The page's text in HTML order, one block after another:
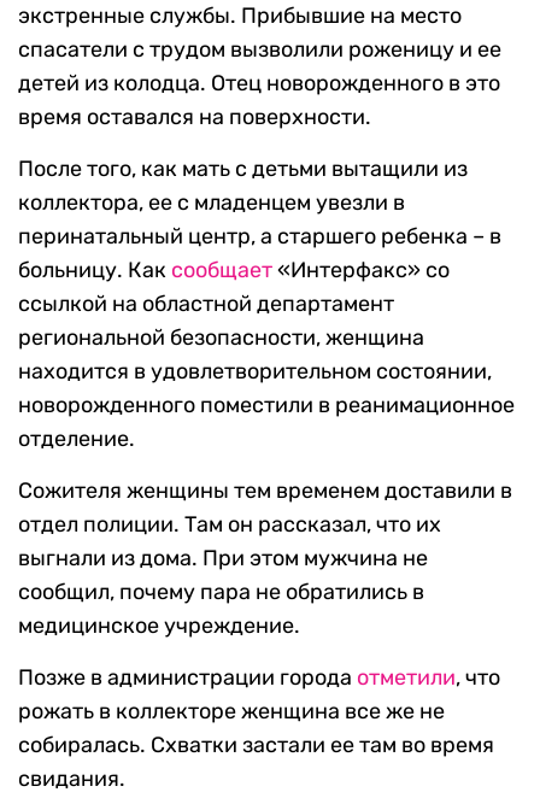
экстренные службы. Прибывшие на место
спасатели с трудом вызволили роженицу и ее
детей из колодца. Отец новорожденного в это
время оставался на поверхности.
После того, как мать с детьми вытащили из
коллектора, ее с младенцем увезли в
перинатальный центр, а старшего ребенка – в
больницу. Как сообщает«Интерфакс» со
ссылкой на областной департамент
региональной безопасности, женщина
находится в удовлетворительном состоянии,
новорожденного поместили в реанимационное
отделение.
Сожителя женщины тем временем доставили в
отдел полиции. Там он рассказал, что их
выгнали из дома. При этом мужчина не
сообщил, почему пара не обратились в
медицинское учреждение.
Позже в администрации города отметили, что
рожать в коллекторе женщина все же не
собиралась. Схватки застали ее там во время
свидания.